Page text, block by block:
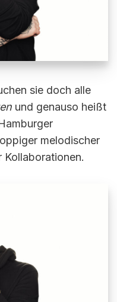
sie doch alle
und genauso heißt
melodischer
Kollaborationen.